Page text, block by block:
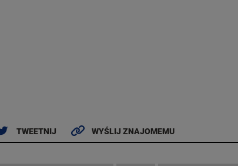
TWEETNIJ WYŚLIJ ZNAJOMEMU